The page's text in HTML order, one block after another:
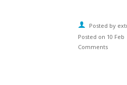
Posted by
Posted on 10 Feb
Comments